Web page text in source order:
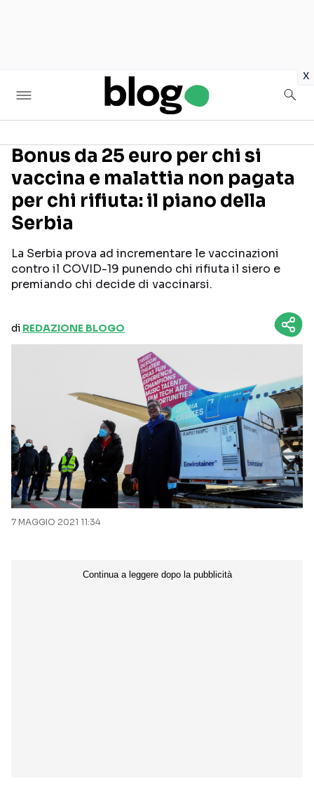
x
Seguici sui social
Bonus da 25 euro per chi si
vaccina e malattia non pagata
per chi rifiuta: il piano della
Serbia
La Serbia prova ad incrementare le vaccinazioni
contro il COVID-19 punendo chi rifiuta il siero e
premiando chi decide di vaccinarsi.
di REDAZIONE BLOGO
7 MAGGIO 2021 11:34